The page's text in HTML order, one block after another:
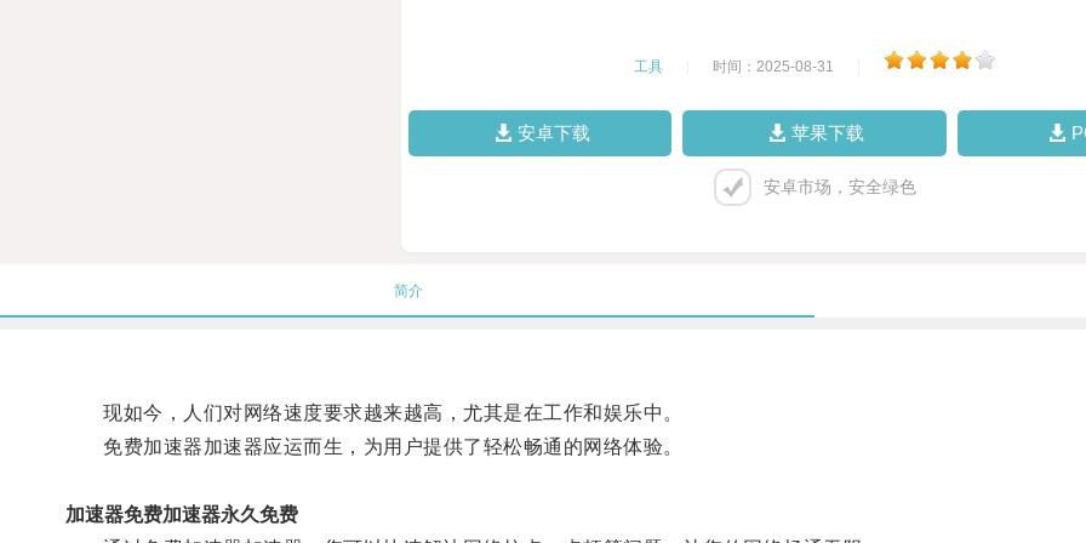
工具 时间：2025-08-31
安卓下载 苹果下载
安卓市场，安全绿色
简介
现如今，人们对网络速度要求越来越高，尤其是在工作和娱乐中。
免费加速器加速器应运而生，为用户提供了轻松畅通的网络体验。
加速器免费加速器永久免费